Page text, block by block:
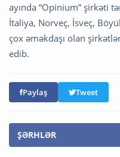
ayında “Opinium” şirkəti
İtaliya, Norveç, İsveç,
çox əməkdaşı olan
edib.
Paylaş Tweet
ŞƏRHLƏR